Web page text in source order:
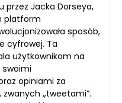
przez Jacka Dorseya,
platform
sposób,
cyfrowej. Ta
użytkownikom na
opiniami za
„tweetami”.